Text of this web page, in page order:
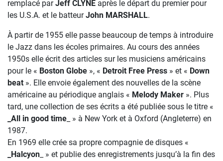
remplacé parJeff CLYNE après le départ du premier pour
les U.S.A. et le batteurJohn MARSHALL.
À partir de 1955 elle passe beaucoup de temps à introduire
le Jazz dans les écoles primaires. Au cours des années
1950s elle écrit des articles sur les musiciens américains
pour le « Boston Globe », « Detroit Free Press » et « Down
beat ». Elle envoie également des nouvelles de la scène
américaine au périodique anglais « Melody Maker ». Plus
tard, une collection de ses écrits a été publiée sous le titre «
_All in good time _ » à New York et à Oxford (Angleterre) en
1987.
En 1969 elle crée sa propre compagnie de disques «
_Halcyon _ » et publie des enregistrements jusqu’à la fin des